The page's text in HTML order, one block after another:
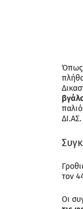
Όπως
ΔΙ.ΑΣ.
τον
Οι